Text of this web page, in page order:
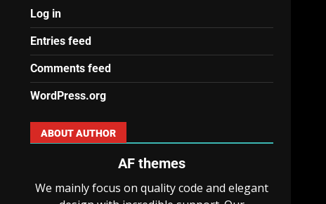
Log in
Entries feed
Comments feed
WordPress.org
ABOUT AUTHOR
AF themes
We mainly focus on quality code and elegant